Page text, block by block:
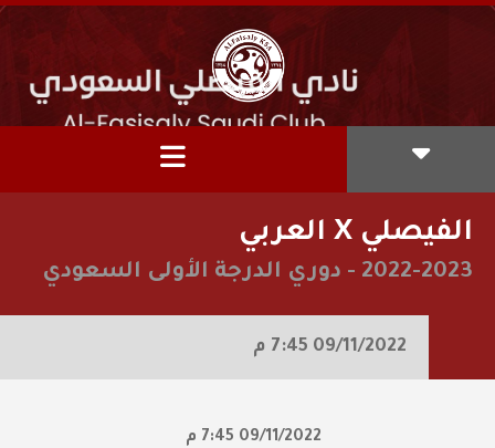
الفيصلي X العربي
2022-2023
- دوري الدرجة الأولى السعودي
09/11/2022
09/11/2022